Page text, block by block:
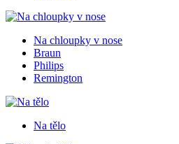
Na chloupky v nose
Braun
Philips
Remington
Na tělo